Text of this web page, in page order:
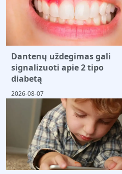
Dantenų uždegimas gali
signalizuoti apie 2 tipo
diabetą
2026-08-07